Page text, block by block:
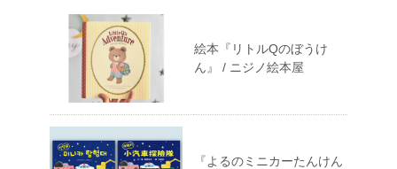
絵本『リトルQのぼうけ
ん』 / ニジノ絵本屋
『よるのミニカーたんけん